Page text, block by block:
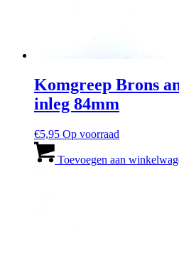
Komgreep Brons
inleg 84mm
€5,95 Op voorraad
Toevoegen aan